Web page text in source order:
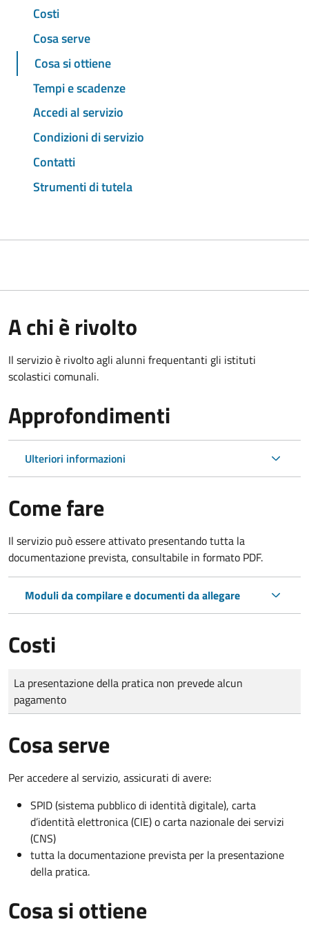
Costi
Cosa serve
Cosa si ottiene
Tempi e scadenze
Accedi al servizio
Condizioni di servizio
Contatti
Strumenti di tutela
A chi è rivolto
Il servizio è rivolto agli alunni frequentanti gli istituti
scolastici comunali.
Approfondimenti
Ulteriori informazioni
Come fare
Il servizio può essere attivato presentando tutta la
documentazione prevista, consultabile in formato PDF.
Moduli da compilare e documenti da allegare
Costi
Tipo di pagamento
Importo
La presentazione della pratica non prevede alcun
pagamento
Cosa serve
Per accedere al servizio, assicurati di avere:
SPID (sistema pubblico di identità digitale), carta
d’identità elettronica (CIE) o carta nazionale dei servizi
(CNS)
tutta la documentazione prevista per la presentazione
della pratica.
Cosa si ottiene